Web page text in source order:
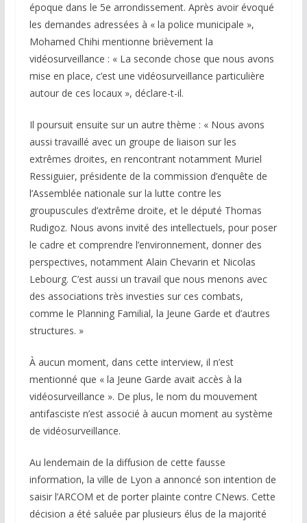
époque dans le 5e arrondissement. Après avoir évoqué
les demandes adressées à « la police municipale »,
Mohamed Chihi mentionne brièvement la
vidéosurveillance : « La seconde chose que nous avons
mise en place, c’est une vidéosurveillance particulière
autour de ces locaux », déclare-t-il.
Il poursuit ensuite sur un autre thème : « Nous avons
aussi travaillé avec un groupe de liaison sur les
extrêmes droites, en rencontrant notamment Muriel
Ressiguier, présidente de la commission d’enquête de
l’Assemblée nationale sur la lutte contre les
groupuscules d’extrême droite, et le député Thomas
Rudigoz. Nous avons invité des intellectuels, pour poser
le cadre et comprendre l’environnement, donner des
perspectives, notamment Alain Chevarin et Nicolas
Lebourg. C’est aussi un travail que nous menons avec
des associations très investies sur ces combats,
comme le Planning Familial, la Jeune Garde et d’autres
structures. »
À aucun moment, dans cette interview, il n’est
mentionné que « la Jeune Garde avait accès à la
vidéosurveillance ». De plus, le nom du mouvement
antifasciste n’est associé à aucun moment au système
de vidéosurveillance.
Au lendemain de la diffusion de cette fausse
information, la ville de Lyon a annoncé son intention de
saisir l’ARCOM et de porter plainte contre CNews. Cette
décision a été saluée par plusieurs élus de la majorité